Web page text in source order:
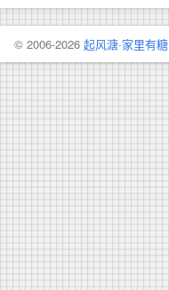
© 2006-2026 起风溏·家里有糖